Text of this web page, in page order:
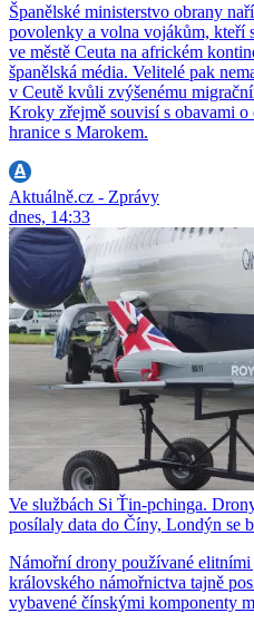
Španělské ministerstvo obrany
povolenky a volna vojákům, kteří
ve městě Ceuta na africkém
španělská média. Velitelé pak
v Ceutě kvůli zvýšenému
Kroky zřejmě souvisí s obavami
hranice s Marokem.
Aktuálně.cz - Zprávy
dnes, 14:33
Ve službách Si Ťin-pchinga.
posílaly data do Číny, Londýn se
Námořní drony používané
královského námořnictva tajně
vybavené čínskými komponenty